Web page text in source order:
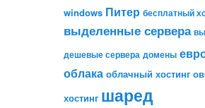
windows Питер бесплатный
выделенные сервера
дешевые сервера домены
облака облачный хостинг
хостинг шаред